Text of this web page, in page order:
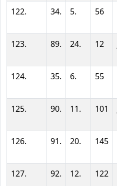
122. 34. 5. 56
123. 89. 24. 12
124. 35. 6. 55
125. 90. 11. 101
126. 91. 20. 145
127. 92. 12. 122